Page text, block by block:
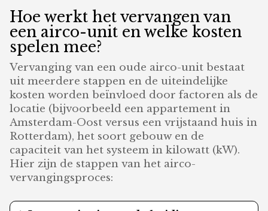
Hoe werkt het vervangen van
een airco-unit en welke kosten
spelen mee?
Vervanging van een oude airco-unit bestaat
uit meerdere stappen en de uiteindelijke
kosten worden beïnvloed door factoren als de
locatie (bijvoorbeeld een appartement in
Amsterdam-Oost versus een vrijstaand huis in
Rotterdam), het soort gebouw en de
capaciteit van het systeem in kilowatt (kW).
Hier zijn de stappen van het airco-
vervangingsproces: